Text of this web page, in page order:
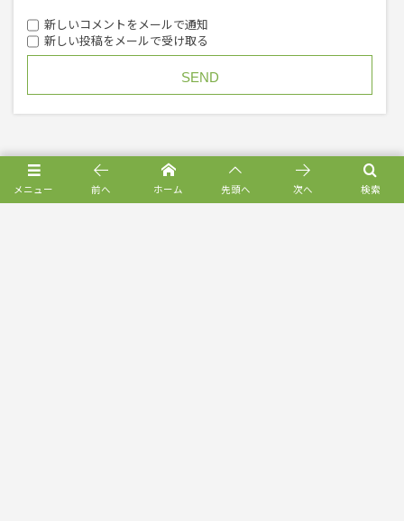
新しいコメントをメールで通知
新しい投稿をメールで受け取る
HOME 大好きな本 営繕かるかや怪異譚 その肆 (4)/小野 不由美【レビュー
メニュー 検索
前へ ホーム 先頭へ 次へ